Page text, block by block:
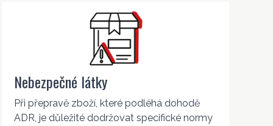
Nebezpečné látky
Při přepravě zboží, které podléhá dohodě
ADR, je důležité dodržovat specifické normy